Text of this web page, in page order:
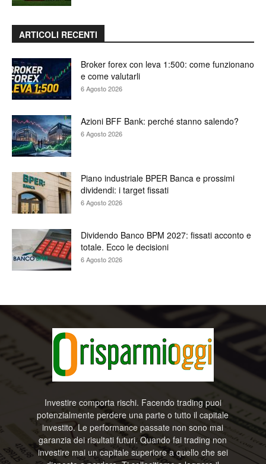
ARTICOLI RECENTI
Broker forex con leva 1:500: come funzionano
e come valutarli
6 Agosto 2026
Azioni BFF Bank: perché stanno salendo?
6 Agosto 2026
Piano industriale BPER Banca e prossimi
dividendi: i target fissati
6 Agosto 2026
Dividendo Banco BPM 2027: fissati acconto e
totale. Ecco le decisioni
6 Agosto 2026
Investire comporta rischi. Facendo trading puoi
potenzialmente perdere una parte o tutto il capitale
investito. Le performance passate non sono mai
garanzia dei risultati futuri. Quando fai trading non
investire mai un capitale superiore a quello che sei